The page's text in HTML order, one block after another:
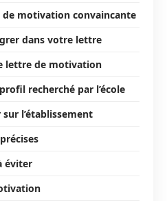
motivation convaincante
dans votre lettre
lettre de motivation
recherché par l’école
l’établissement
éviter